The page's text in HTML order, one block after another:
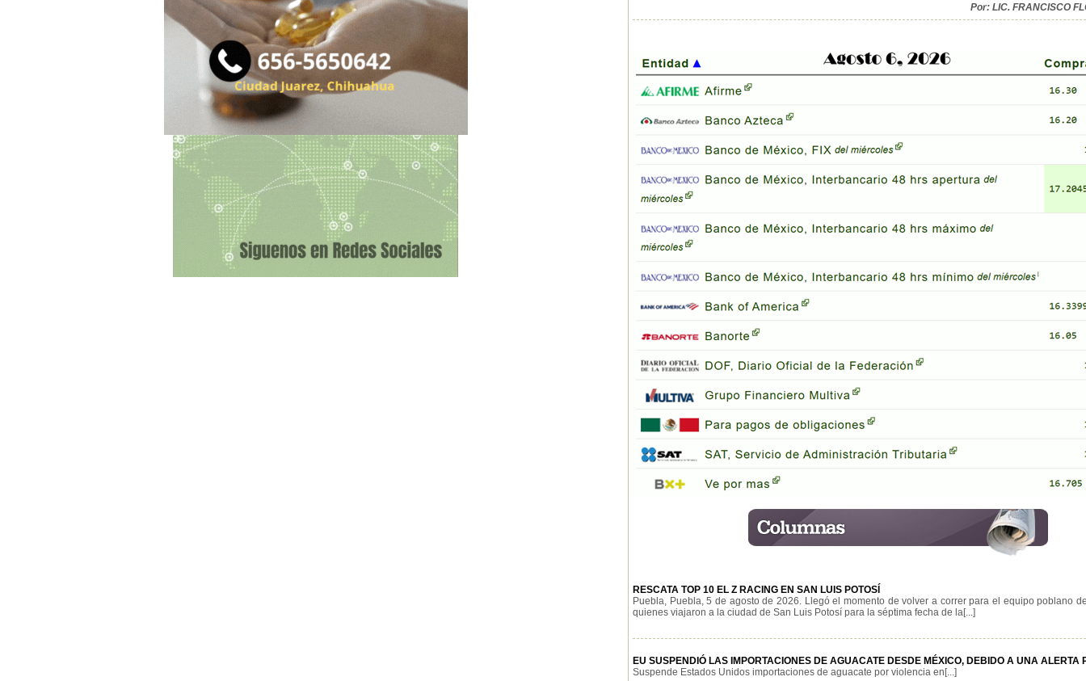
Por: LIC. FRANCISCO
RESCATA TOP 10 EL Z RACING EN SAN LUIS POTOSÍ
Puebla, Puebla, 5 de agosto de 2026. Llegó el momento de volver a correr para el equipo poblano
quienes viajaron a la ciudad de San Luis Potosí para la séptima fecha de la[...]
EU SUSPENDIÓ LAS IMPORTACIONES DE AGUACATE DESDE MÉXICO, DEBIDO A UNA ALERTA
Suspende Estados Unidos importaciones de aguacate por violencia en[...]